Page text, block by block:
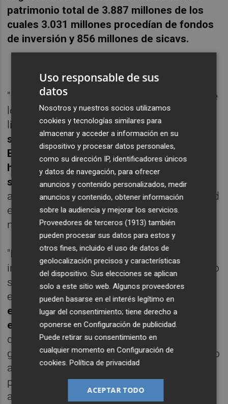
patrimonio total de 3.887 millones de los
cuales 3.031 millones procedían de fondos
de inversión y 856 millones de sicavs.
"Es normal porque de un tiempo a esta parte
los banqueros de banca privada en Valencia
libramos nuestra particular batalla y
se dirige hacia la captación de clientes de
Banco Madrid, que en los últimos años
había crecido mucho en este jugoso
segmento de los grandes patrimonios
apunta un veterano banquero de una entidad
española curtido en mil batallas pero
ninguna como esta.
"Nunca en mi vida había visto a la CNMV
intervenir temporalmente una gestora -como
si de una acción de bolsa se tratara- para
evitar la fuga de dinero, perotampoco me
extraña porque también para el supervisor
es una situación inédita. Sinceramente creo
que lo más probable es que se venda la
gestora de Banco Madrid con todo su equipo
a una entidad de mayor calado o también
podría darse el caso de tener que liquidarse
aunque todo son conjeturas la verdad",
Uso responsable de sus
datos
Nosotros y nuestros socios utilizamos
cookies y tecnologías similares para
almacenar y acceder a información en su
dispositivo y procesar datos personales,
como su dirección IP, identificadores únicos
y datos de navegación, para ofrecer
anuncios y contenido personalizados, medir
anuncios y contenido, obtener información
sobre la audiencia y mejorar los servicios.
Proveedores de terceros (1913) también
pueden procesar sus datos para estos y
otros fines, incluido el uso de datos de
geolocalización precisos y características
del dispositivo. Sus elecciones se aplican
solo a este sitio web. Algunos proveedores
pueden basarse en el interés legítimo en
lugar del consentimiento; tiene derecho a
oponerse enConfiguración de publicidad.
Puede retirar su consentimiento en
cualquier momento enConfiguración de
cookies.Política de privacidad
ACEPTAR TODO